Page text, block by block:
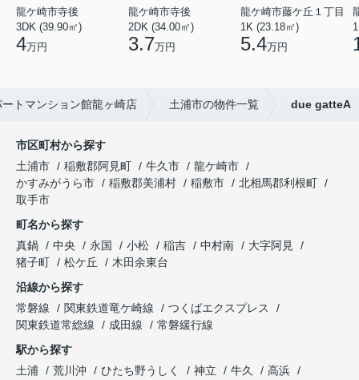
龍ケ崎市寺後
3DK (39.90㎡)
4万円
龍ケ崎市寺後
2DK (34.00㎡)
3.7万円
龍ケ崎市藤ケ丘１丁目
1K (23.18㎡)
5.4万円
トマンション館龍ヶ崎店 土浦市の物件一覧 due gatteA
市区町村から探す
土浦市
稲敷郡阿見町 牛久市
龍ケ崎市
かすみがうら市
稲敷郡美浦村 稲敷市
北相馬郡利根町
取手市
町名から探す
真鍋
中央 永国 小松 稲吉 中村南
大字阿見
猪子町
松ケ丘
木田余東台
沿線から探す
常磐線
関東鉄道竜ケ崎線
つくばエクスプレス
関東鉄道常総線
成田線
常磐緩行線
駅から探す
土浦
荒川沖 ひたち野うしく 神立 牛久
高浜